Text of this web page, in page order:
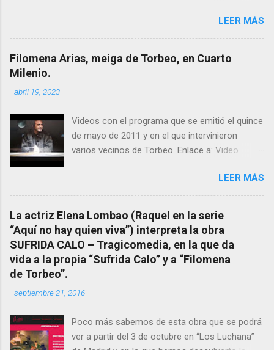
el pasado siglo tuvo esta “curandeira” por sus
“obras y milagros”, pero también como
excelente difusora del nombre de nuestro
pueblo, no en vano es reconocida por muchos
mención a ANTON PATIÑO REGUEIRA (ya
fallecido) cuyo empeño por estudiar y dar a
conocer a esta “sabia” y por ende a Torbeo no
También reproducimos integro el articulo que
en el año 2000 publico Ángel Arnaiz recogiendo
información de primera mano que le
suministraron David (nieto de Filomena) y
algunos vecinos mas del pueblo.
Dejamos para otro momento la ...
LEER MÁS
Filomena Arias, meiga de Torbeo, en Cuarto
Milenio.
-abril 19, 2023
Videos con el programa que se emitió el quince
de mayo de 2011 y en el que intervinieron
varios vecinos de Torbeo. Enlace a: Video
completo emitido en CUARTO MILENIO En
Facebook otra copia con mejor resolución:
Facebook CUARTO MILENIO - Filomena Arias.
LEER MÁS
La actriz Elena Lombao (Raquel en la serie
“Aquí no hay quien viva”) interpreta la obra
SUFRIDA CALO – Tragicomedia, en la que da
vida a la propia “Sufrida Calo” y a “Filomena
de Torbeo”.
-septiembre 21, 2016
Poco más sabemos de esta obra que se podrá
ver a partir del 3 de octubre en “Los Luchana”